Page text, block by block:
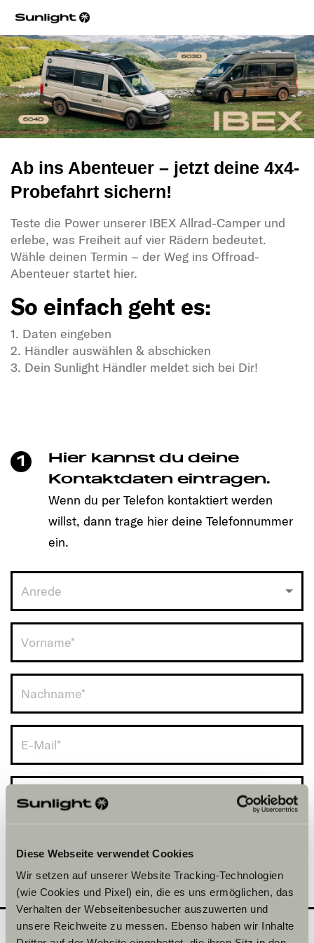
Diese Webseite verwendet Cookies
Wir setzen auf unserer Website Tracking-Technologien
(wie Cookies und Pixel) ein, die es uns ermöglichen, das
Verhalten der Webseitenbesucher auszuwerten und
unsere Reichweite zu messen. Ebenso haben wir Inhalte
Ab ins Abenteuer – jetzt deine 4x4-
Probefahrt sichern!
Teste die Power unserer IBEX Allrad-Camper und
erlebe, was Freiheit auf vier Rädern bedeutet.
Wähle deinen Termin – der Weg ins Offroad-
Abenteuer startet hier.
So einfach geht es:
1. Daten eingeben
2. Händler auswählen & abschicken
3. Dein Sunlight Händler meldet sich bei Dir!
So einfach geht es:
1. Daten eingeben
2. Händler auswählen & abschicken
3. Dein Sunlight Händler meldet sich bei Dir!
1
Hier kannst du deine
Kontaktdaten eintragen.
Wenn du per Telefon kontaktiert werden
willst, dann trage hier deine Telefonnummer
ein.
Anrede
Deutschland (+49)